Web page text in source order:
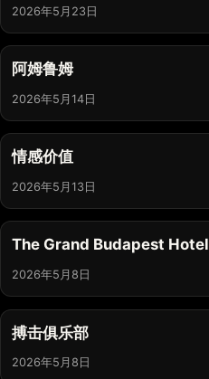
2026年5月23日
阿姆鲁姆
2026年5月14日
情感价值
2026年5月13日
The Grand Budapest Hotel
2026年5月8日
搏击俱乐部
2026年5月8日